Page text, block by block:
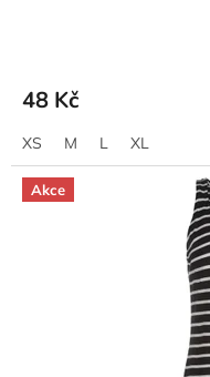
48 Kč
XS M L XL
Akce